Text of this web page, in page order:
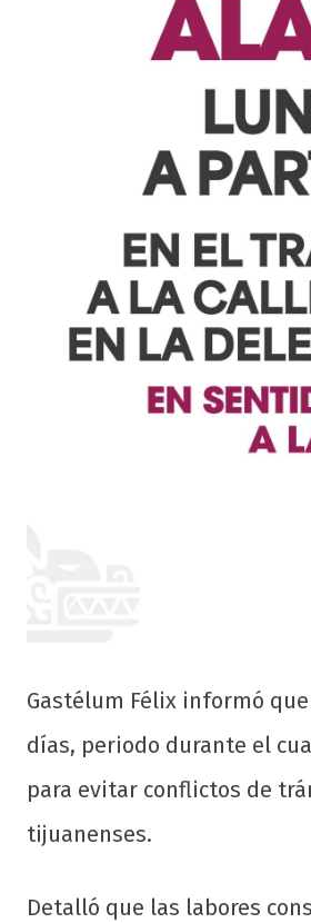
Gastélum Félix informó
días, periodo durante el
para evitar conflictos de
tijuanenses.
Detalló que las labores